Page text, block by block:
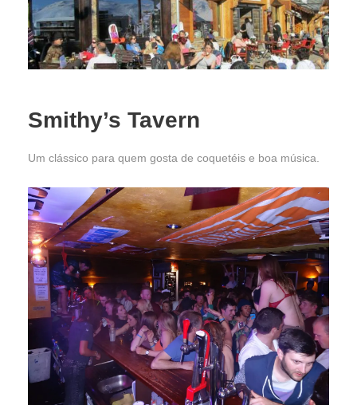
Smithy’s Tavern
Um clássico para quem gosta de coquetéis e boa música.